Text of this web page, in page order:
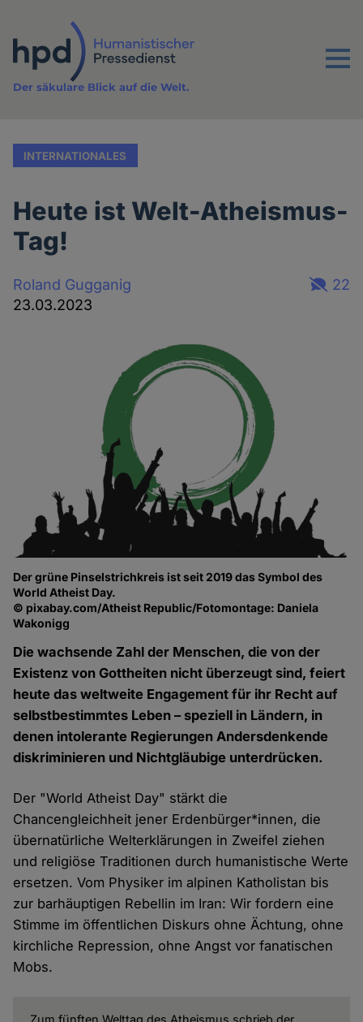
Inhalt
Menu
Der säkulare Blick auf die Welt.
INTERNATIONALES
Heute ist Welt-Atheismus-
Tag!
Roland Gugganig
23.03.2023
22
Der grüne Pinselstrichkreis ist seit 2019 das Symbol des
World Atheist Day.
© pixabay.com/Atheist Republic/Fotomontage: Daniela
Wakonigg
Die wachsende Zahl der Menschen, die von der
Existenz von Gottheiten nicht überzeugt sind, feiert
heute das weltweite Engagement für ihr Recht auf
selbstbestimmtes Leben – speziell in Ländern, in
denen intolerante Regierungen Andersdenkende
diskriminieren und Nichtgläubige unterdrücken.
Der "World Atheist Day" stärkt die
Chancengleichheit jener Erdenbürger*innen, die
übernatürliche Welterklärungen in Zweifel ziehen
und religiöse Traditionen durch humanistische Werte
ersetzen. Vom Physiker im alpinen Katholistan bis
zur barhäuptigen Rebellin im Iran: Wir fordern eine
Stimme im öffentlichen Diskurs ohne Ächtung, ohne
kirchliche Repression, ohne Angst vor fanatischen
Mobs.